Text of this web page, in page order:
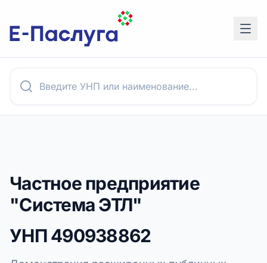
Частное предприятие
"Система ЭТЛ"
УНП490938862